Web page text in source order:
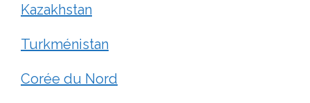
Kazakhstan
Turkménistan
Corée du Nord